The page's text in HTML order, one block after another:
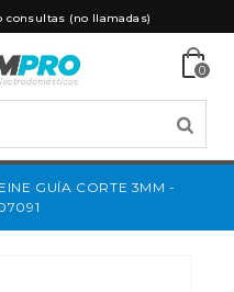
consultas (no llamadas)
0
GUÍA CORTE 3MM -